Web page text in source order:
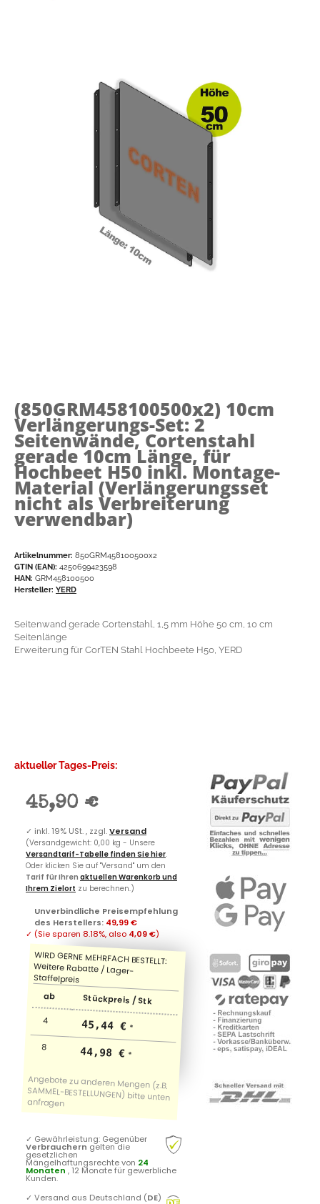
(850GRM458100500x2) 10cm
Verlängerungs-Set: 2
Seitenwände, Cortenstahl
gerade 10cm Länge, für
Hochbeet H50 inkl. Montage-
Material (Verlängerungsset
nicht als Verbreiterung
verwendbar)
Artikelnummer: 850GRM458100500x2
GTIN (EAN): 4250699423598
HAN: GRM458100500
Hersteller: YERD
Seitenwand gerade Cortenstahl, 1,5 mm Höhe 50 cm, 10 cm
Seitenlänge
Erweiterung für CorTEN Stahl Hochbeete H50, YERD
aktueller Tages-Preis:
45,90 €
✓ inkl. 19% USt. , zzgl.Versand
(Versandgewicht: 0,00 kg - Unsere
Versandtarif-Tabelle finden Sie hier.
Oder klicken Sie auf "Versand" um den
Tarif für Ihren aktuellen Warenkorb und
Ihrem Zielort zu berechnen.)
Unverbindliche Preisempfehlung
des Herstellers: 49,99 €
✓ (Sie sparen 8.18%, also 4,09 €)
ab Stückpreis / Stk
4 45,44 € *
8 44,98 € *
✓ Gewährleistung: Gegenüber
Verbrauchern gelten die
gesetzlichen
Mängelhaftungsrechte von 24
Monaten , 12 Monate für gewerbliche
Kunden.
✓ Versand aus Deutschland (DE)